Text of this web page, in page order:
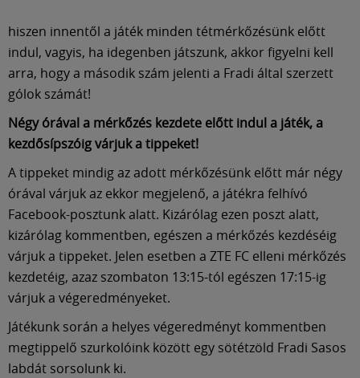
hiszen innentől a játék minden tétmérkőzésünk előtt
indul, vagyis, ha idegenben játszunk, akkor figyelni kell
arra, hogy a második szám jelenti a Fradi által szerzett
gólok számát!
Négy órával a mérkőzés kezdete előtt indul a játék, a
kezdősípszóig várjuk a tippeket!
A tippeket mindig az adott mérkőzésünk előtt már négy
órával várjuk az ekkor megjelenő, a játékra felhívó
Facebook-posztunk alatt. Kizárólag ezen poszt alatt,
kizárólag kommentben, egészen a mérkőzés kezdéséig
várjuk a tippeket. Jelen esetben a ZTE FC elleni mérkőzés
kezdetéig, azaz szombaton 13:15-tól egészen 17:15-ig
várjuk a végeredményeket.
Játékunk során a helyes végeredményt kommentben
megtippelő szurkolóink között egy sötétzöld Fradi Sasos
labdát sorsolunk ki.